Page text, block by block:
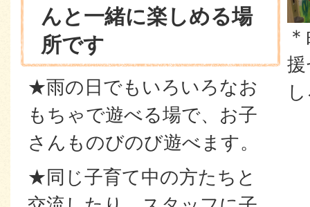
んと一緒に楽しめる場
所です
★雨の日でもいろいろなお
もちゃで遊べる場で、お子
さんものびのび遊べます。
★同じ子育て中の方たちと